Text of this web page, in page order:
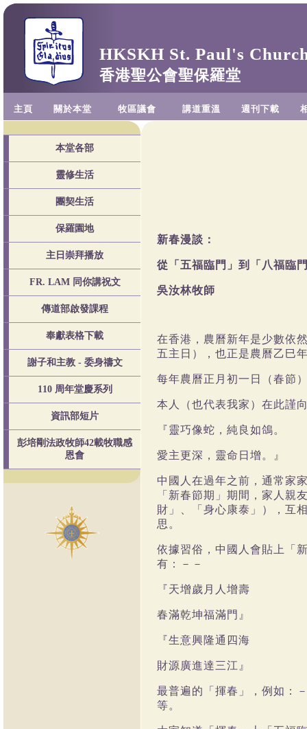
HKSKH St. Paul's
香港聖公會聖保羅堂
主頁 關於本堂 牧區議會 講道重溫 週刊下載
本堂各部
靈修生活
團契生活
保羅園地
主日崇拜播放
FR. LAM 同你講祝文
傳道部啟發課程
奉獻表格下載
謝子和主教 - 委身禱文
110 周年堂慶系列
資訊部短片
彭培剛法政牧師42載牧職感
恩會
新春漫談：
從「五福臨門」到「八福臨
吳汝林牧師
在香港，農曆新年是少數依
五主日），也正是農曆乙巳
每年農曆正月初一日（春節
本人（也代表我家）在此謹
『靈巧像蛇，純良如鴿。
愛主更深，靈命日增。』
中國人在過年之前，通常家
「新春節期」期間，家人親
財」、「身心康泰」），互
思。
依據習俗，中國人會貼上「
有：－－
『天增歲月人增壽
春滿乾坤福滿門』
『生意興隆通四海
財源廣進達三江』
最普遍的「揮春」，例如：
等。